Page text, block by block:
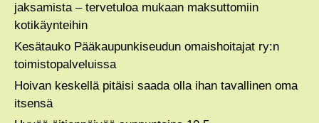
jaksamista – tervetuloa mukaan maksuttomiin
kotikäynteihin
Kesätauko Pääkaupunkiseudun omaishoitajat ry:n
toimistopalveluissa
Hoivan keskellä pitäisi saada olla ihan tavallinen oma
itsensä